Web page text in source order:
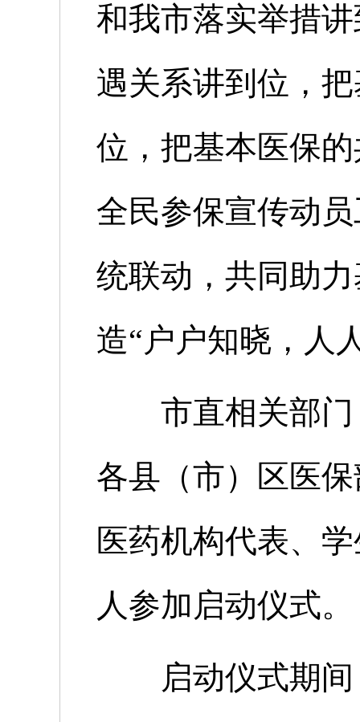
和我市落实举措
遇关系讲到位，
位，把基本医保
全民参保宣传动
统联动，共同助
造“户户知晓，人
市直相关部门
各县（市）区医
医药机构代表、
人参加启动仪式。
启动仪式期间